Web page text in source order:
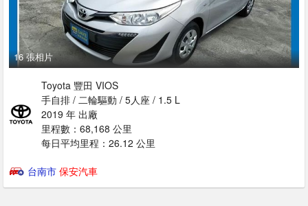
16 張相片
Toyota 豐田 VIOS
手自排 / 二輪驅動 / 5人座 / 1.5 L
2019 年 出廠
里程數：68,168 公里
每日平均里程：26.12 公里
台南市 保安汽車